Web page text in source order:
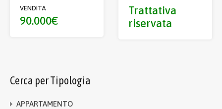
VENDITA
90.000€
Trattativa
riservata
Cerca per Tipologia
APPARTAMENTO